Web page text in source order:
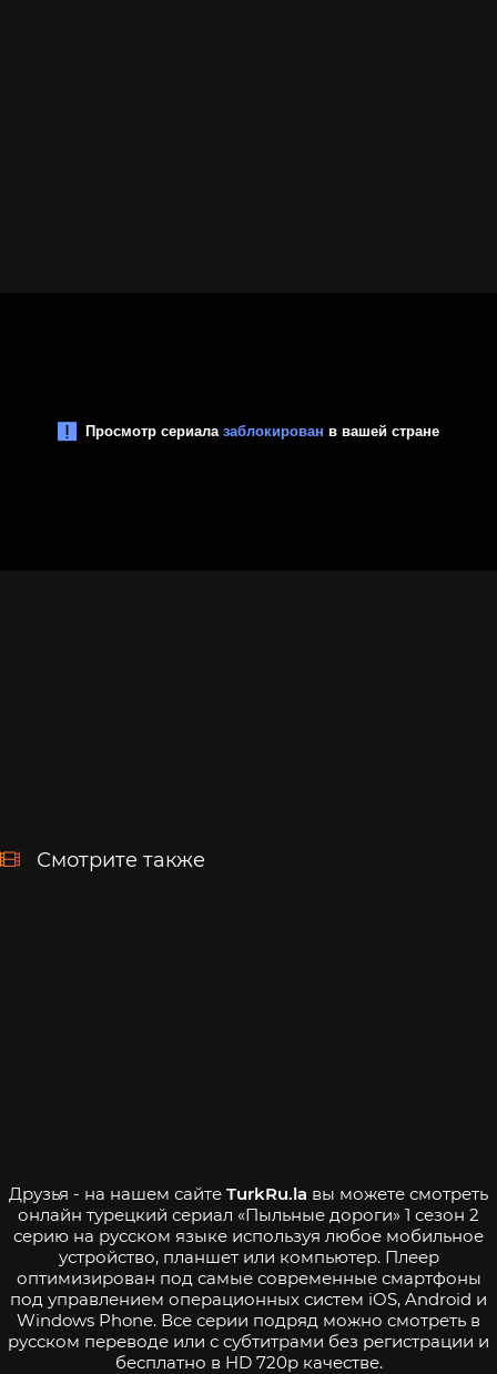
Смотрите также
Друзья - на нашем сайте TurkRu.la вы можете смотреть
онлайн турецкий сериал «Пыльные дороги» 1 сезон 2
серию на русском языке используя любое мобильное
устройство, планшет или компьютер. Плеер
оптимизирован под самые современные смартфоны
под управлением операционных систем iOS, Android и
Windows Phone. Все серии подряд можно смотреть в
русском переводе или с субтитрами без регистрации и
бесплатно в HD 720p качестве.